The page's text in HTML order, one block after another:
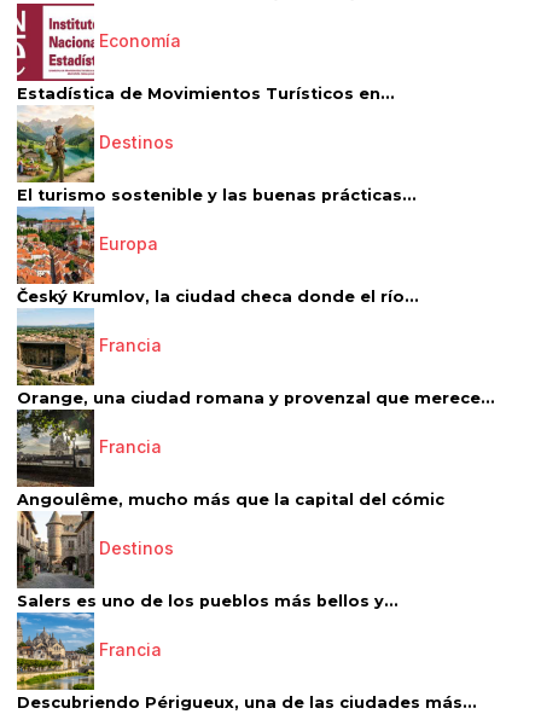
Economía
Estadística de Movimientos Turísticos en...
Destinos
El turismo sostenible y las buenas prácticas...
Europa
Český Krumlov, la ciudad checa donde el río...
Francia
Orange, una ciudad romana y provenzal que merece...
Francia
Angoulême, mucho más que la capital del cómic
Destinos
Salers es uno de los pueblos más bellos y...
Francia
Descubriendo Périgueux, una de las ciudades más...